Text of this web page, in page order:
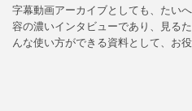
字幕動画アーカイブとしても、たい
容の濃いインタビューであり、見る
んな使い方ができる資料として、お